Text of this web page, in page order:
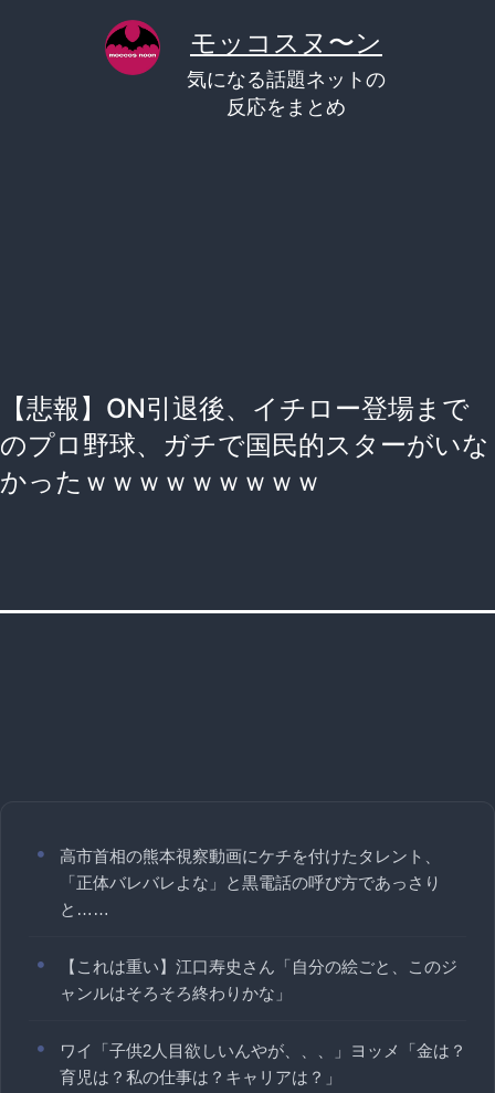
モッコスヌ〜ン
気になる話題ネットの
反応をまとめ
【悲報】ON引退後、イチロー登場まで
のプロ野球、ガチで国民的スターがいな
かったｗｗｗｗｗｗｗｗｗ
高市首相の熊本視察動画にケチを付けたタレント、
「正体バレバレよな」と黒電話の呼び方であっさり
と……
【これは重い】江口寿史さん「自分の絵ごと、このジ
ャンルはそろそろ終わりかな」
ワイ「子供2人目欲しいんやが、、、」ヨッメ「金は？
育児は？私の仕事は？キャリアは？」